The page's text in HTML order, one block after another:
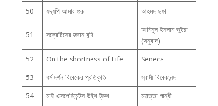
50 যদ্যপি আমার গুরু আহমদ ছফা
51 সক্রেটিসের জবান বন্দি
আমিনুল ইসলাম ভুইয়া
(অনুবাদ)
52
On the shortness of Life
Seneca
53
ধর্ম দর্শন বিবেকের প্রতিকৃতি
স্বামী বিবেকানন্দ
54
মাই এক্সপেরিমেন্টস উইথ ট্রুথ
মহাত্তা গান্ধী